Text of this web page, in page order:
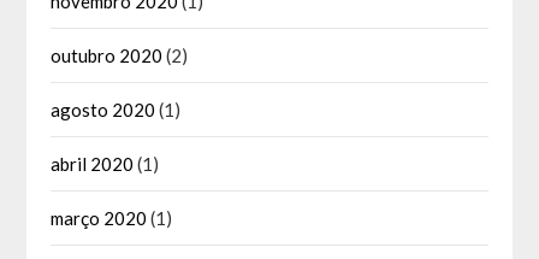
outubro 2020 (2)
agosto 2020 (1)
abril 2020 (1)
março 2020 (1)